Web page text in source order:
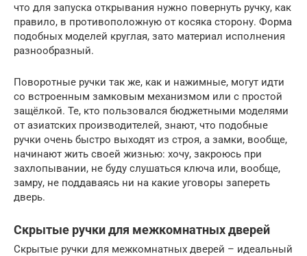
что для запуска открывания нужно повернуть ручку, как
правило, в противоположную от косяка сторону. Форма
подобных моделей круглая, зато материал исполнения
разнообразный.
Поворотные ручки так же, как и нажимные, могут идти
со встроенным замковым механизмом или с простой
защёлкой. Те, кто пользовался бюджетными моделями
от азиатских производителей, знают, что подобные
ручки очень быстро выходят из строя, а замки, вообще,
начинают жить своей жизнью: хочу, закроюсь при
захлопывании, не буду слушаться ключа или, вообще,
замру, не поддаваясь ни на какие уговоры запереть
дверь.
Скрытые ручки для межкомнатных дверей
Скрытые ручки для межкомнатных дверей – идеальный